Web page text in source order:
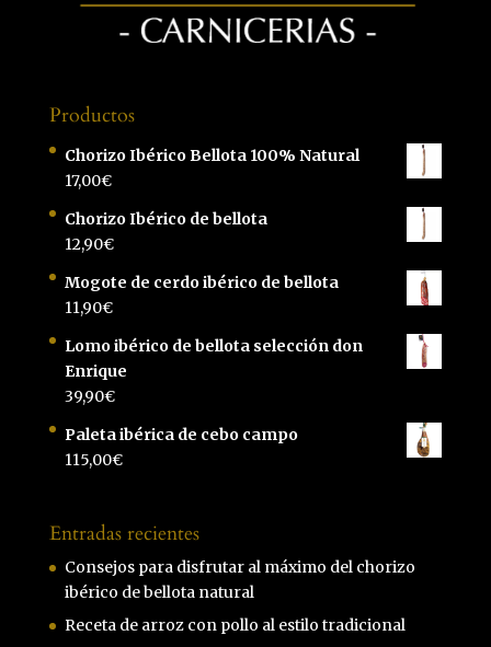
Productos
Chorizo Ibérico Bellota 100% Natural
17,00€
Chorizo Ibérico de bellota
12,90€
Mogote de cerdo ibérico de bellota
11,90€
Lomo ibérico de bellota selección don
Enrique
39,90€
Paleta ibérica de cebo campo
115,00€
Entradas recientes
Consejos para disfrutar al máximo del chorizo
ibérico de bellota natural
Receta de arroz con pollo al estilo tradicional